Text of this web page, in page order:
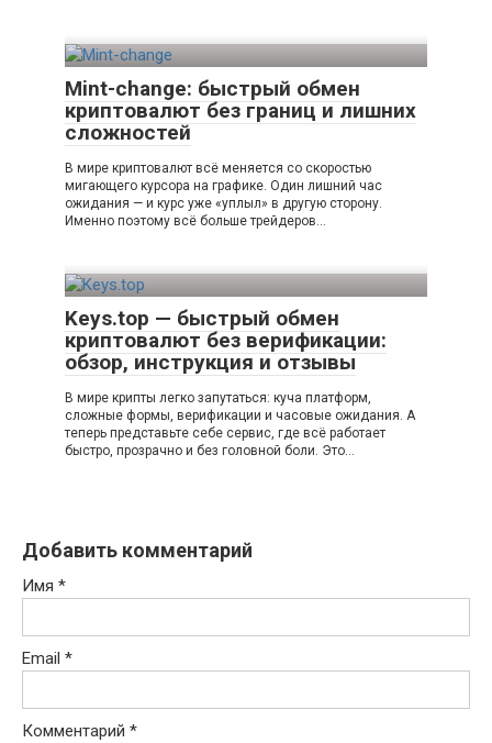
Mint-change: быстрый обмен
криптовалют без границ и лишних
сложностей
В мире криптовалют всё меняется со скоростью
мигающего курсора на графике. Один лишний час
ожидания — и курс уже «уплыл» в другую сторону.
Именно поэтому всё больше трейдеров…
Keys.top — быстрый обмен
криптовалют без верификации:
обзор, инструкция и отзывы
В мире крипты легко запутаться: куча платформ,
сложные формы, верификации и часовые ожидания. А
теперь представьте себе сервис, где всё работает
быстро, прозрачно и без головной боли. Это…
Добавить комментарий
Имя *
Email *
Комментарий *